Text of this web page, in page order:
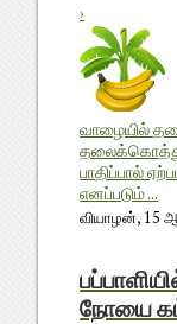
›
வாழையில்
பாதிப்பால்
எனப்படும் ...
வியாழன், 15
நோயை